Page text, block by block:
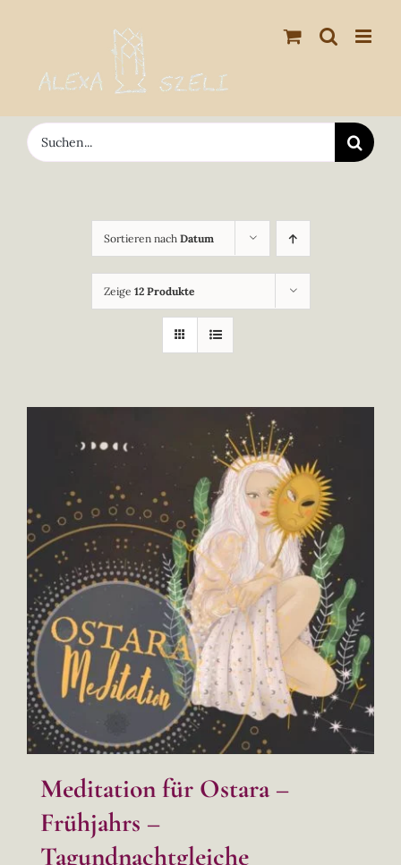
springen
Suche
nach:
Sortieren nach Datum
Zeige 12 Produkte
Meditation für Ostara –
Frühjahrs –
Tagundnachtgleiche